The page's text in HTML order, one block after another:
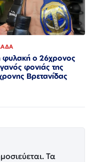
φυλακή ο 26χρονος
φονιάς της
Βρετανίδας
Τα